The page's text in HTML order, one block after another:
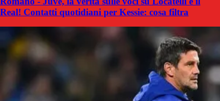
Real! Contatti quotidiani per Kessie: cosa filtra